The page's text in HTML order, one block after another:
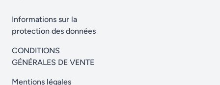
Informations sur la
protection des données
CONDITIONS
GÉNÉRALES DE VENTE
Mentions légales